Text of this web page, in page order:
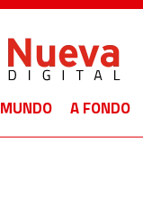
MUNDO A FONDO